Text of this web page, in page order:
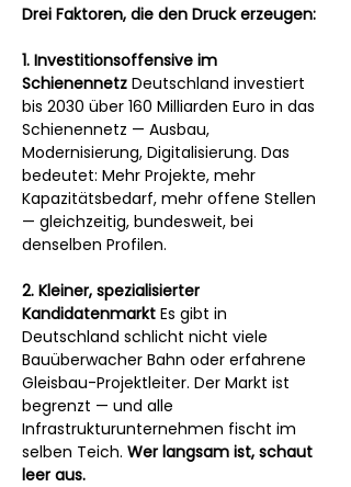
Drei Faktoren, die den Druck erzeugen:
1. Investitionsoffensive im
Schienennetz Deutschland investiert
bis 2030 über 160 Milliarden Euro in das
Schienennetz — Ausbau,
Modernisierung, Digitalisierung. Das
bedeutet: Mehr Projekte, mehr
Kapazitätsbedarf, mehr offene Stellen
— gleichzeitig, bundesweit, bei
denselben Profilen.
2. Kleiner, spezialisierter
Kandidatenmarkt Es gibt in
Deutschland schlicht nicht viele
Bauüberwacher Bahn oder erfahrene
Gleisbau-Projektleiter. Der Markt ist
begrenzt — und alle
Infrastrukturunternehmen fischt im
selben Teich. Wer langsam ist, schaut
leer aus.